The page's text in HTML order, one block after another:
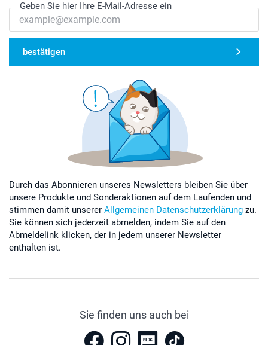
Geben Sie hier Ihre E-Mail-Adresse ein
bestätigen
Durch das Abonnieren unseres Newsletters bleiben Sie über
unsere Produkte und Sonderaktionen auf dem Laufenden und
stimmen damit unserer Allgemeinen Datenschutzerklärung zu.
Sie können sich jederzeit abmelden, indem Sie auf den
Abmeldelink klicken, der in jedem unserer Newsletter
enthalten ist.
Sie finden uns auch bei